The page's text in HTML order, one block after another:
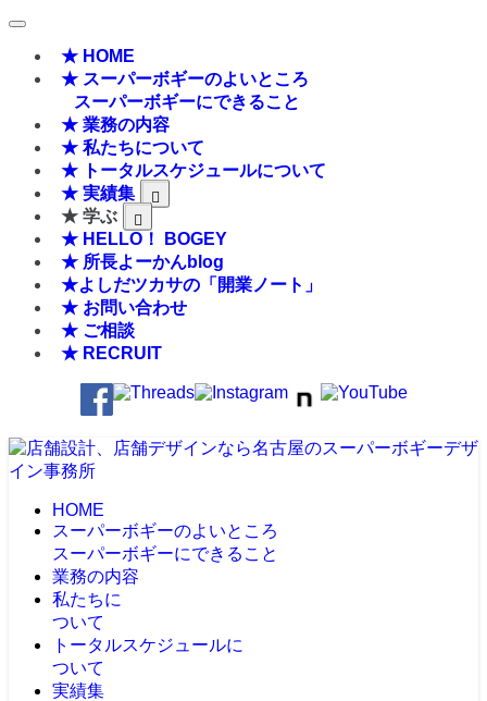
★ HOME
★ スーパーボギーのよいところ
スーパーボギーにできること
★ 業務の内容
★ 私たちについて
★ トータルスケジュールについて
★ 実績集
★ 学ぶ
★ HELLO！ BOGEY
★ 所長よーかんblog
★よしだツカサの「開業ノート」
★ お問い合わせ
★ ご相談
★ RECRUIT
HOME
スーパーボギーのよいところ
スーパーボギーにできること
業務の内容
私たちに
ついて
トータルスケジュールに
ついて
実績集